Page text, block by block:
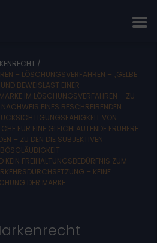
/
– LÖSCHUNGSVERFAHREN – „GELBE
BEWEISLAST EINER
IM LÖSCHUNGSVERFAHREN – ZU
EINES BESCHREIBENDEN
VON
FÜR EINE GLEICHLAUTENDE FRÜHERE
– ZU DEN DIE SUBJEKTIVEN
–
KEIN FREIHALTUNGSBEDÜRFNIS ZUM
– KEINE
DER MARKE